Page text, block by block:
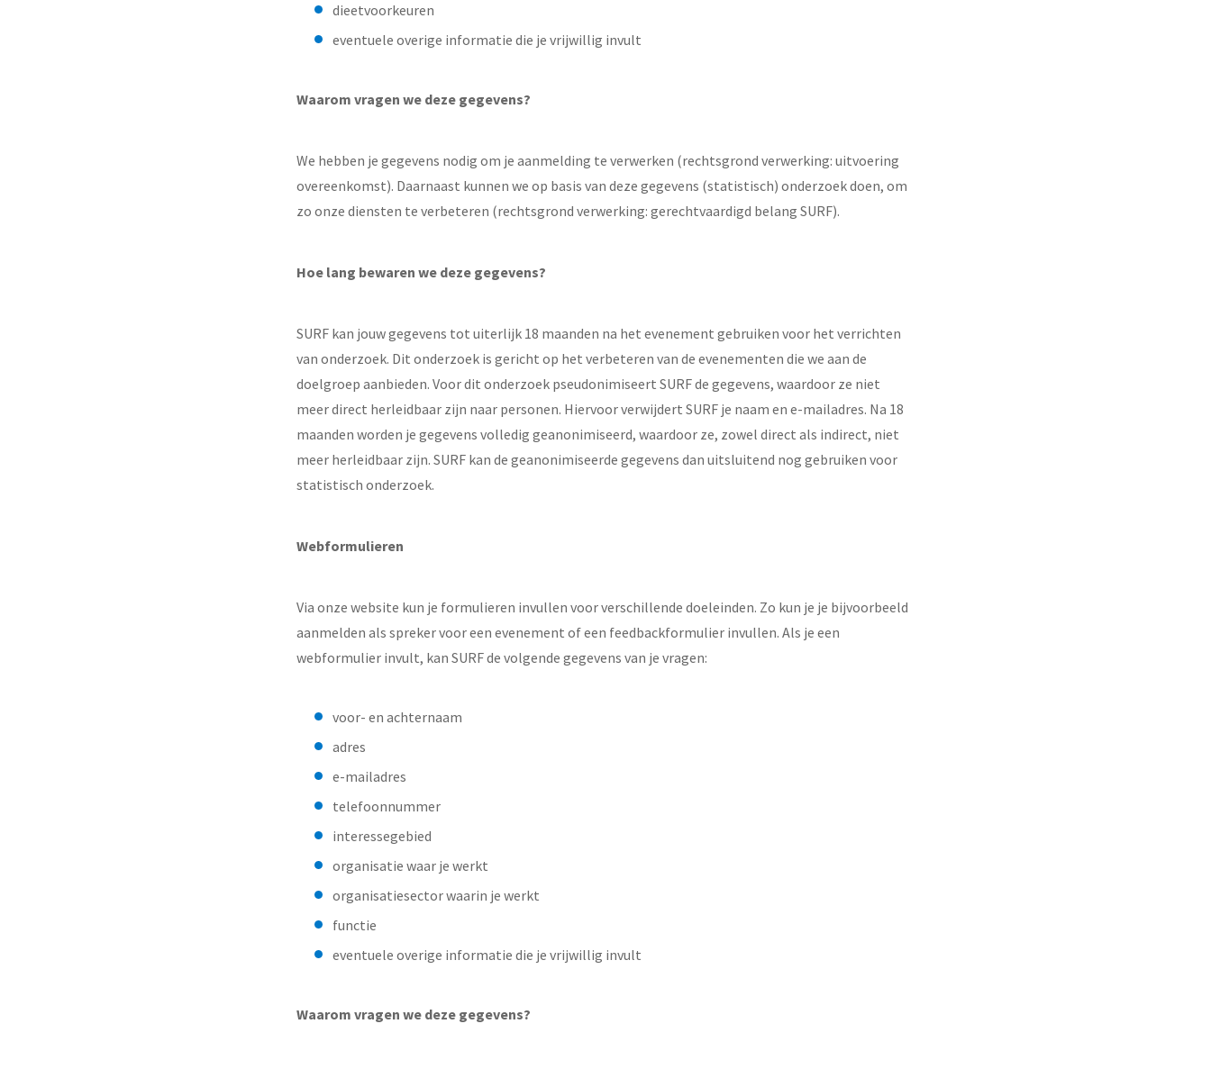
dieetvoorkeuren
eventuele overige informatie die je vrijwillig invult
Waarom vragen we deze gegevens?
We hebben je gegevens nodig om je aanmelding te verwerken (rechtsgrond verwerking: uitvoering
overeenkomst). Daarnaast kunnen we op basis van deze gegevens (statistisch) onderzoek doen, om
zo onze diensten te verbeteren (rechtsgrond verwerking: gerechtvaardigd belang SURF).
Hoe lang bewaren we deze gegevens?
SURF kan jouw gegevens tot uiterlijk 18 maanden na het evenement gebruiken voor het verrichten
van onderzoek. Dit onderzoek is gericht op het verbeteren van de evenementen die we aan de
doelgroep aanbieden. Voor dit onderzoek pseudonimiseert SURF de gegevens, waardoor ze niet
meer direct herleidbaar zijn naar personen. Hiervoor verwijdert SURF je naam en e-mailadres. Na 18
maanden worden je gegevens volledig geanonimiseerd, waardoor ze, zowel direct als indirect, niet
meer herleidbaar zijn. SURF kan de geanonimiseerde gegevens dan uitsluitend nog gebruiken voor
statistisch onderzoek.
Webformulieren
Via onze website kun je formulieren invullen voor verschillende doeleinden. Zo kun je je bijvoorbeeld
aanmelden als spreker voor een evenement of een feedbackformulier invullen. Als je een
webformulier invult, kan SURF de volgende gegevens van je vragen:
voor- en achternaam
adres
e-mailadres
telefoonnummer
interessegebied
organisatie waar je werkt
organisatiesector waarin je werkt
functie
eventuele overige informatie die je vrijwillig invult
Waarom vragen we deze gegevens?